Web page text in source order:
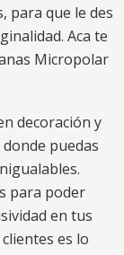
para que le des
Aca te
Micropolar
decoración y
puedas
para poder
en tus
es lo